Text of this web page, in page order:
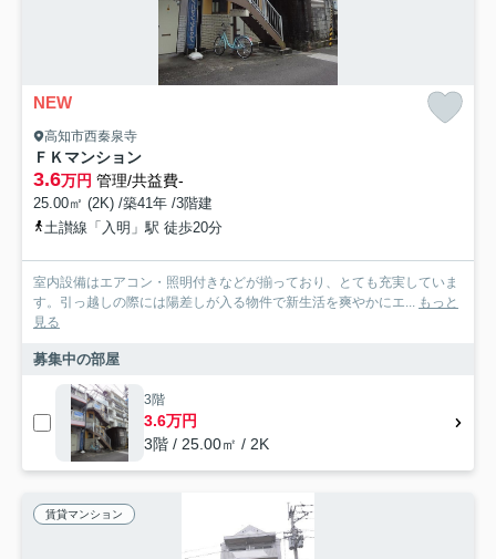
NEW
高知市西秦泉寺
ＦＫマンション
3.6万円 管理/共益費-
25.00㎡ (2K) /築41年 /3階建
土讃線「入明」駅 徒歩20分
室内設備はエアコン・照明付きなどが揃っており、とても充実していま
す。引っ越しの際には陽差しが入る物件で新生活を爽やかにエ... もっと
見る
募集中の部屋
3階
3.6万円
3階 / 25.00㎡ / 2K
賃貸マンション